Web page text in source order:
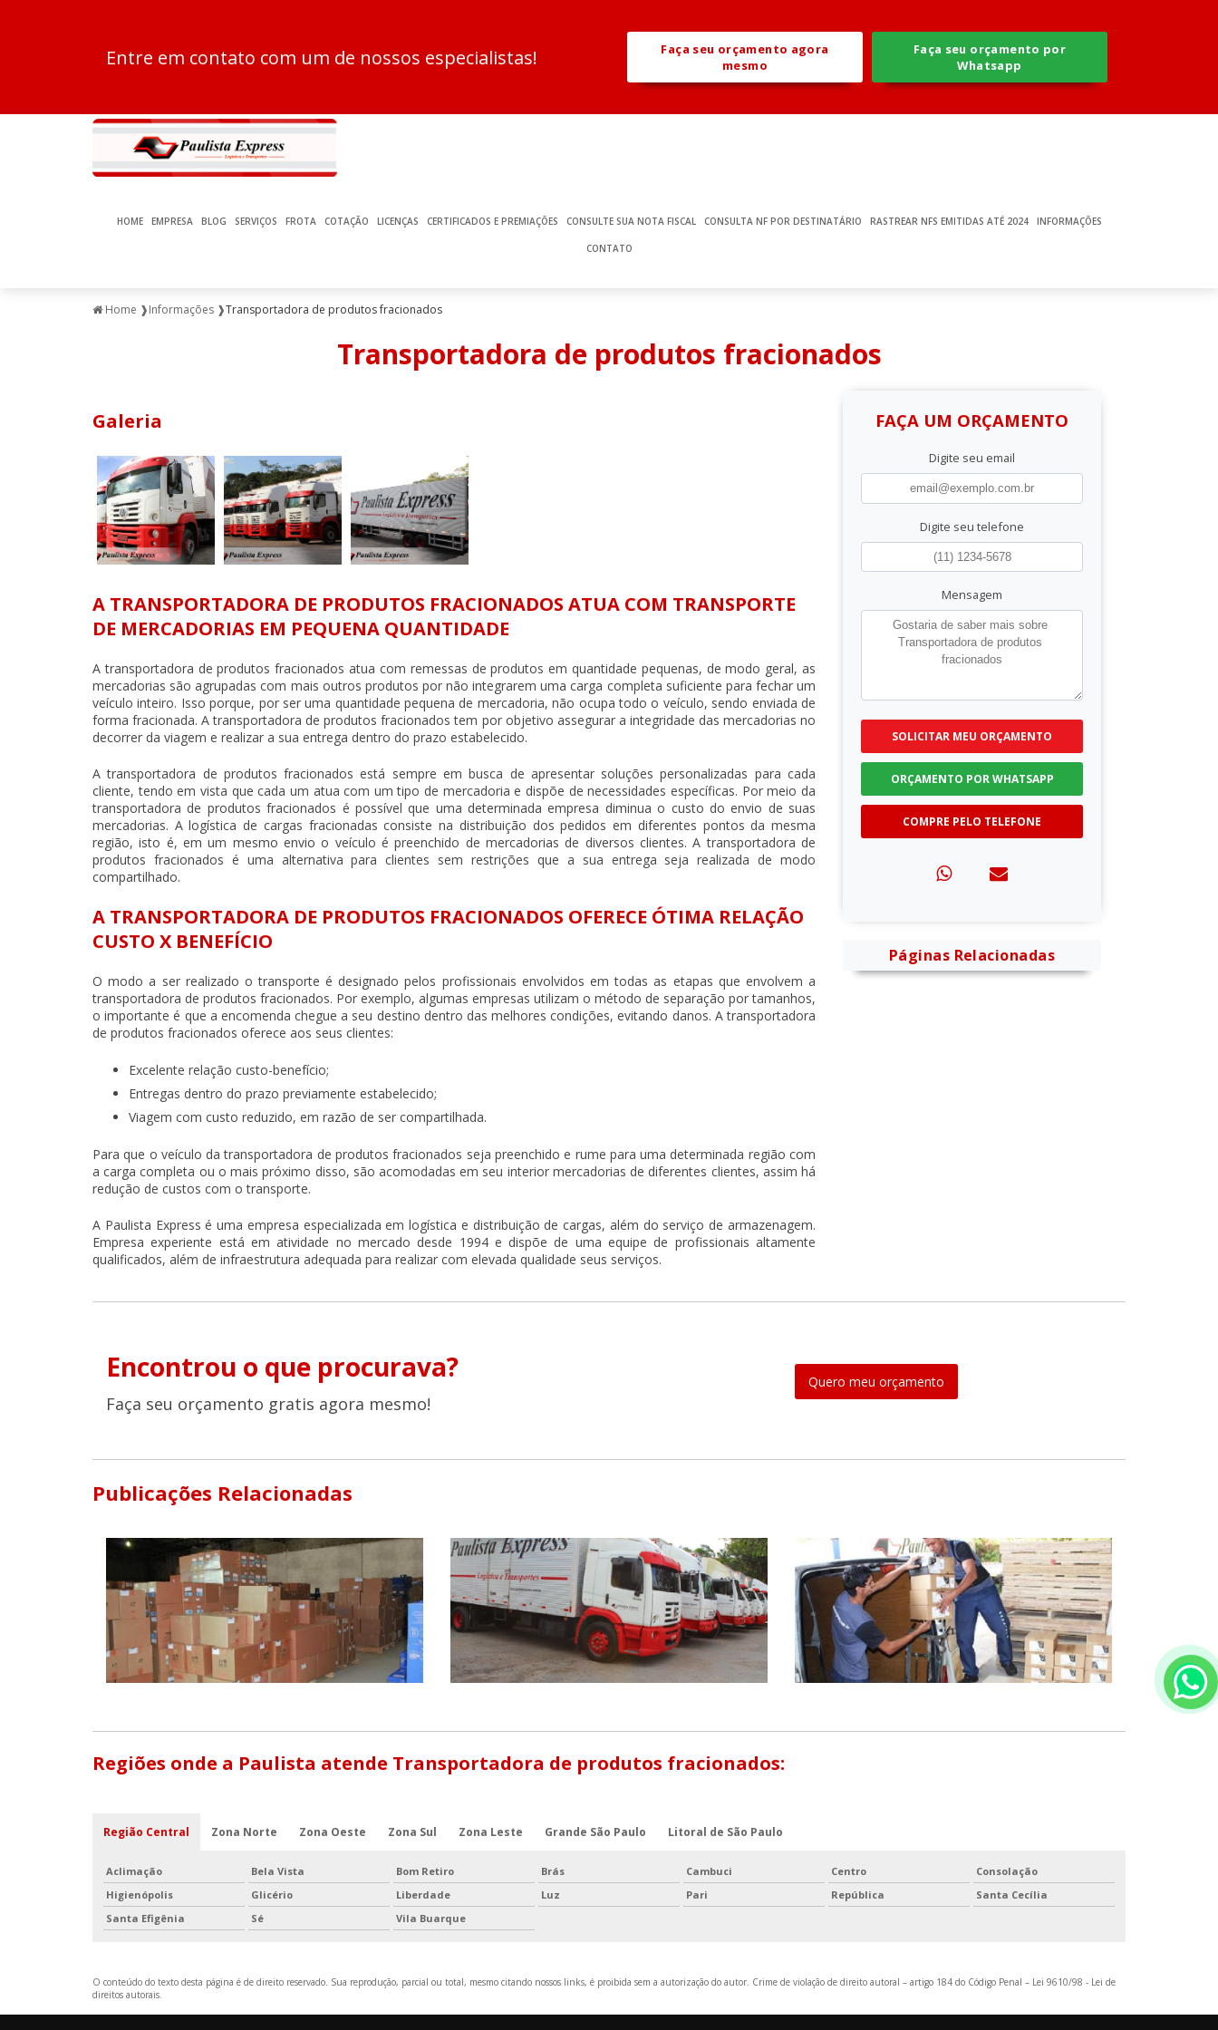
Entre em contato com um de nossos especialistas!
Faça seu orçamento agora
mesmo
Faça seu orçamento por
Whatsapp
HOME EMPRESA BLOG SERVIÇOS FROTA COTAÇÃO LICENÇAS CERTIFICADOS E PREMIAÇÕES CONSULTE SUA NOTA FISCAL CONSULTA NF POR DESTINATÁRIO RASTREAR NFS EMITIDAS ATÉ 2024 INFORMAÇÕES
CONTATO
Home ❱Informações ❱Transportadora de produtos fracionados
Transportadora de produtos fracionados
Galeria
A TRANSPORTADORA DE PRODUTOS FRACIONADOS ATUA COM TRANSPORTE
DE MERCADORIAS EM PEQUENA QUANTIDADE
Atransportadora de produtos fracionados atua com remessas de produtos em quantidade pequenas, de modo geral, as
mercadorias são agrupadas com mais outros produtos por não integrarem uma carga completa suficiente para fechar um
veículo inteiro. Isso porque, por ser uma quantidade pequena de mercadoria, não ocupa todo o veículo, sendo enviada de
forma fracionada. Atransportadora de produtos fracionados tem por objetivo assegurar a integridade das mercadorias no
decorrer da viagem e realizar a sua entrega dentro do prazo estabelecido.
Atransportadora de produtos fracionados está sempre em busca de apresentar soluções personalizadas para cada
cliente, tendo em vista que cada um atua com um tipo de mercadoria e dispõe de necessidades específicas. Por meio da
transportadora de produtos fracionados é possível que uma determinada empresa diminua o custo do envio de suas
mercadorias. A logística de cargas fracionadas consiste na distribuição dos pedidos em diferentes pontos da mesma
região, isto é, em um mesmo envio o veículo é preenchido de mercadorias de diversos clientes. Atransportadora de
produtos fracionados é uma alternativa para clientes sem restrições que a sua entrega seja realizada de modo
compartilhado.
A TRANSPORTADORA DE PRODUTOS FRACIONADOS OFERECE ÓTIMA RELAÇÃO
CUSTO X BENEFÍCIO
O modo a ser realizado o transporte é designado pelos profissionais envolvidos em todas as etapas que envolvem a
transportadora de produtos fracionados. Por exemplo, algumas empresas utilizam o método de separação por tamanhos,
o importante é que a encomenda chegue a seu destino dentro das melhores condições, evitando danos. Atransportadora
de produtos fracionados oferece aos seus clientes:
Excelente relação custo-benefício;
Entregas dentro do prazo previamente estabelecido;
Viagem com custo reduzido, em razão de ser compartilhada.
Para que o veículo datransportadora de produtos fracionados seja preenchido e rume para uma determinada região com
a carga completa ou o mais próximo disso, são acomodadas em seu interior mercadorias de diferentes clientes, assim há
redução de custos com o transporte.
A Paulista Express é uma empresa especializada em logística e distribuição de cargas, além do serviço de armazenagem.
Empresa experiente está em atividade no mercado desde 1994 e dispõe de uma equipe de profissionais altamente
qualificados, além de infraestrutura adequada para realizar com elevada qualidade seus serviços.
FAÇA UM ORÇAMENTO
Digite seu email
Digite seu telefone
Mensagem
SOLICITAR MEU ORÇAMENTO
ORÇAMENTO POR WHATSAPP
COMPRE PELO TELEFONE
Páginas Relacionadas
Encontrou o que procurava?
Faça seu orçamento gratis agora mesmo!
Quero meu orçamento
Publicações Relacionadas
Regiões onde a Paulista atende Transportadora de produtos fracionados:
Região Central Zona Norte Zona Oeste Zona Sul Zona Leste Grande São Paulo Litoral de São Paulo
Aclimação Bela Vista Bom Retiro Brás Cambuci Centro
Consolação
Higienópolis
Glicério Liberdade Luz Pari República
Santa Cecília
Santa Efigênia
Sé Vila Buarque
O conteúdo do texto desta página é de direito reservado. Sua reprodução, parcial ou total, mesmo citando nossos links, é proibida sem a autorização do autor. Crime de violação de direito autoral – artigo 184 do Código Penal – Lei 9610/98 - Lei de
direitos autorais.